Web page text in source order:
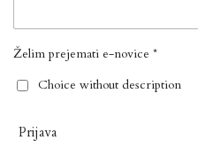
Želim prejemati e-novice *
Choice without description
Prijava